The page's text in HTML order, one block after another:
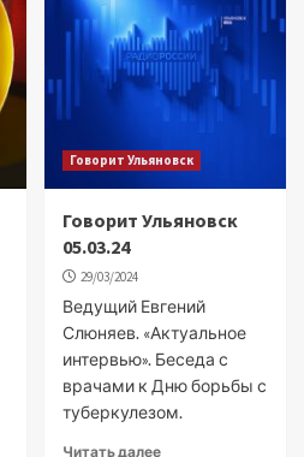
Говорит Ульяновск
Говорит Ульяновск
05.03.24
29/03/2024
Ведущий Евгений
Слюняев. «Актуальное
интервью». Беседа с
врачами к Дню борьбы с
туберкулезом.
Читать далее